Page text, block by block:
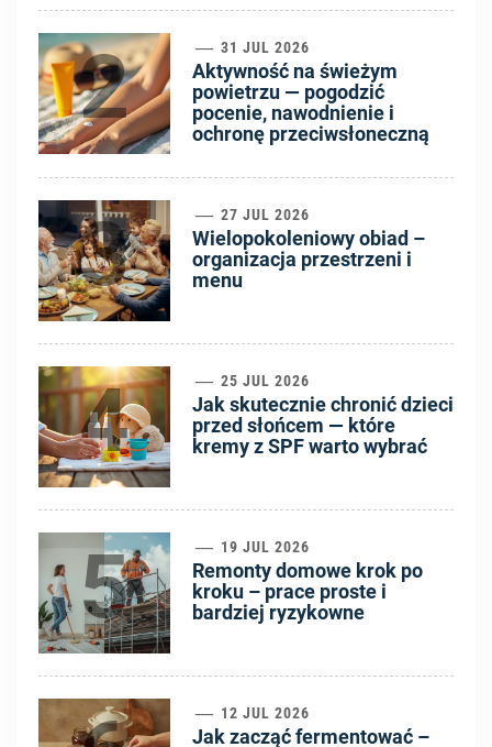
2 31 JUL 2026
Aktywność na świeżym
powietrzu — pogodzić
pocenie, nawodnienie i
ochronę przeciwsłoneczną
3 27 JUL 2026
Wielopokoleniowy obiad –
organizacja przestrzeni i
menu
4 25 JUL 2026
Jak skutecznie chronić dzieci
przed słońcem — które
kremy z SPF warto wybrać
5 19 JUL 2026
Remonty domowe krok po
kroku – prace proste i
bardziej ryzykowne
12 JUL 2026
Jak zacząć fermentować –